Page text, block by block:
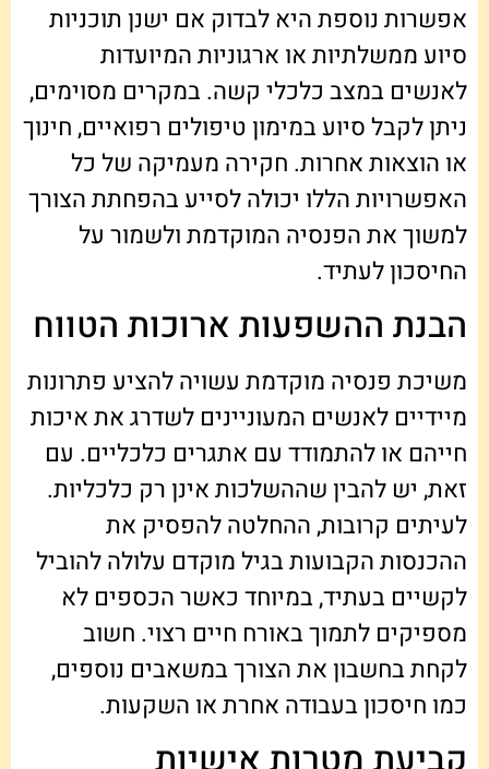
אפשרות נוספת היא לבדוק אם ישנן תוכניות
סיוע ממשלתיות או ארגוניות המיועדות
לאנשים במצב כלכלי קשה. במקרים מסוימים,
ניתן לקבל סיוע במימון טיפולים רפואיים, חינוך
או הוצאות אחרות. חקירה מעמיקה של כל
האפשרויות הללו יכולה לסייע בהפחתת הצורך
למשוך את הפנסיה המוקדמת ולשמור על
החיסכון לעתיד.
הבנת ההשפעות ארוכות הטווח
משיכת פנסיה מוקדמת עשויה להציע פתרונות
מיידיים לאנשים המעוניינים לשדרג את איכות
חייהם או להתמודד עם אתגרים כלכליים. עם
זאת, יש להבין שההשלכות אינן רק כלכליות.
לעיתים קרובות, ההחלטה להפסיק את
ההכנסות הקבועות בגיל מוקדם עלולה להוביל
לקשיים בעתיד, במיוחד כאשר הכספים לא
מספיקים לתמוך באורח חיים רצוי. חשוב
לקחת בחשבון את הצורך במשאבים נוספים,
כמו חיסכון בעבודה אחרת או השקעות.